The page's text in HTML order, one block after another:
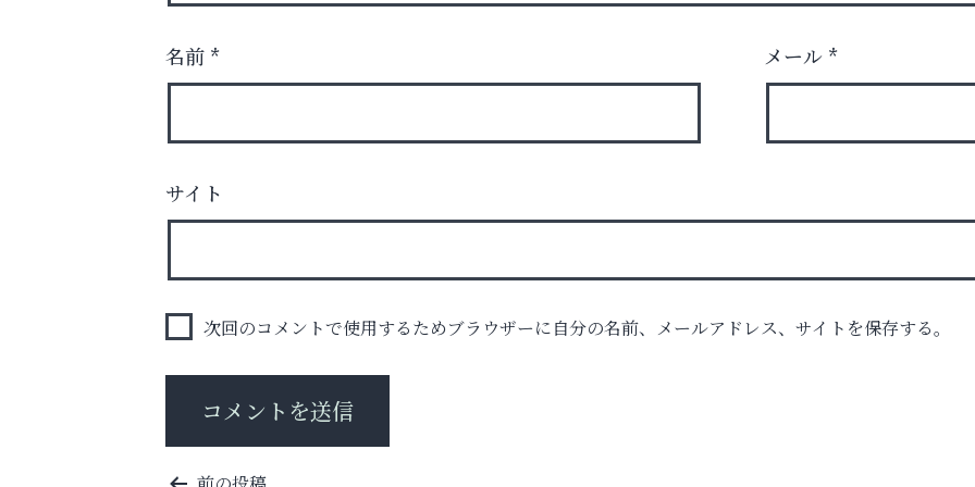
学び方が変われば、成績は変わる。
整体院エスコート・芦屋サロ
名前 * メール *
サイト
次回のコメントで使用するためブラウザーに自分の名前、メールアドレス、サイトを保存する。